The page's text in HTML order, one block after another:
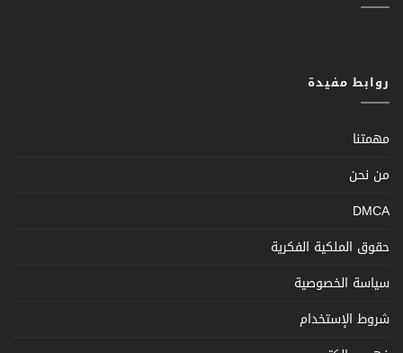
روابط مفيدة
مهمتنا
من نحن
DMCA
حقوق الملكية الفكرية
سياسة الخصوصية
شروط الإستخدام